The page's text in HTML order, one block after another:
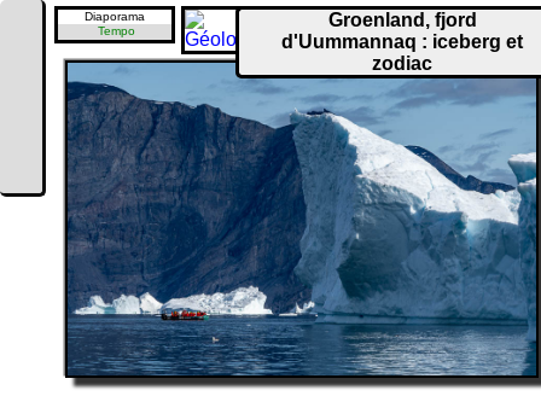
Diaporama
Tempo
Groenland, fjord
d'Uummannaq : iceberg et
zodiac